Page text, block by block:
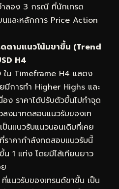
ลอง 3 กรณี ที่นักเทรด
นและหลักการ Price Action
ตามแนวโน้มขาขึ้น (Trend
H4
ใน Timeframe H4 แสดง
มีการทำ Higher Highs และ
ง ราคาได้ปรับตัวขึ้นไปทำจุด
งมาทดสอบแนวรับของเท
นแนวรับแนวนอนเดิมที่เคย
าคากำลังทดสอบแนวรับนี้
1 แท่ง โดยมีไส้เทียนยาว
แนวรับของเทรนด์ขาขึ้น เป็น